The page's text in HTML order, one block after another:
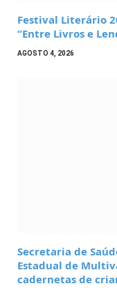
Festival Literário
“Entre Livros e
AGOSTO 4, 2026
Secretaria de
Estadual de
cadernetas de